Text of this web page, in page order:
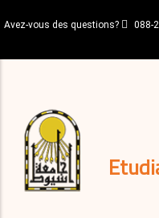
au
principal
Avez-vous des questions? 088-
décisions
Expatriés
Journal